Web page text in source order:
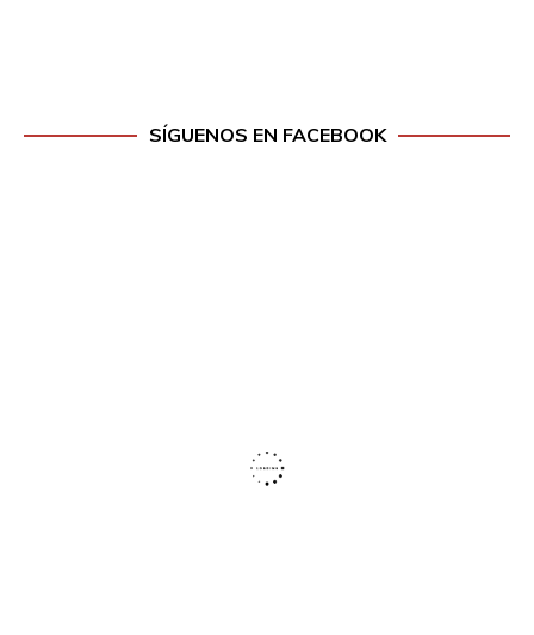
SÍGUENOS EN FACEBOOK